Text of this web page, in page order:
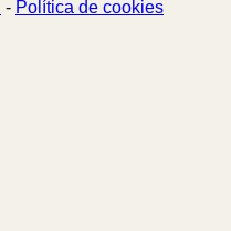
- Política de cookies